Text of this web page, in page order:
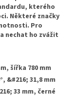
kterého
Některé značky
Pro
nechat ho zvážit
šířka 780 mm
&#216; 31,8 mm
33 mm, černé